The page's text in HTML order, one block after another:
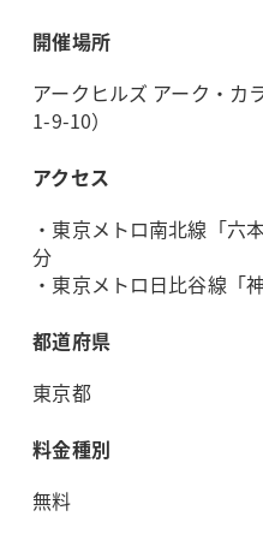
開催場所
アークヒルズ アーク・カ
1-9-10）
アクセス
・東京メトロ南北線「六
分
・東京メトロ日比谷線「
都道府県
東京都
料金種別
無料